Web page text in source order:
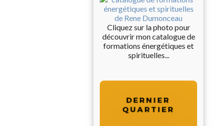
Cliquez sur la photo pour
découvrir mon catalogue de
formations énergétiques et
spirituelles...